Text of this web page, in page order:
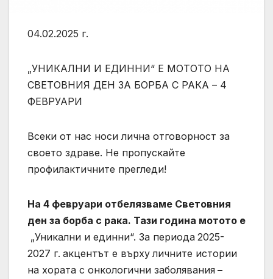
04.02.2025 г.
„УНИКАЛНИ И ЕДИННИ“ Е МОТОТО НА
СВЕТОВНИЯ ДЕН ЗА БОРБА С РАКА – 4
ФЕВРУАРИ
Всеки от нас носи лична отговорност за
своето здраве. Не пропускайте
профилактичните прегледи!
На 4 февруари отбелязваме Световния
ден за борба с рака. Тази година мотото е
„Уникални и единни“. За периода 2025-
2027 г. акцентът е върху личните истории
на хората с онкологични заболявания –